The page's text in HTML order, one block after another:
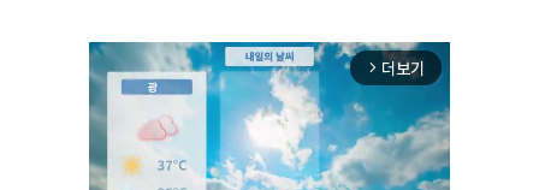
arrow_forward_ios 더보기